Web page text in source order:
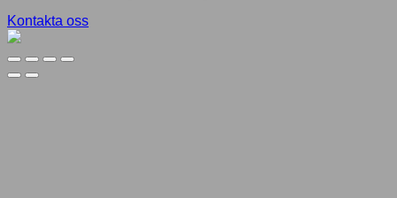
Kontakta oss